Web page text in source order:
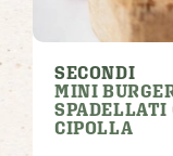
SECONDI
MINI
SPADELLATI
CIPOLLA